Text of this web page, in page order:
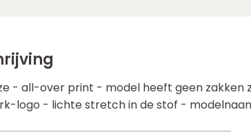
- all-over print - model heeft geen zakken
logo - lichte stretch in de stof -